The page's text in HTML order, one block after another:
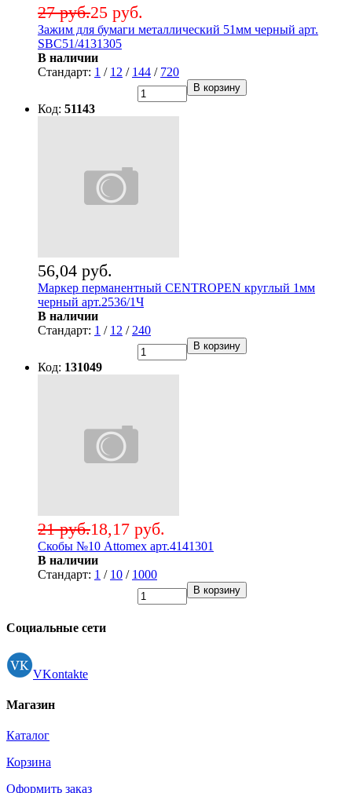
25 руб.
27 руб.
Зажим для бумаги металлический 51мм черный арт.
SBC51/4131305
В наличии
Стандарт: 1 / 12 / 144 / 720
В корзину
Код: 51143
56,04 руб.
Маркер перманентный CENTROPEN круглый 1мм
черный арт.2536/1Ч
В наличии
Стандарт: 1 / 12 / 240
В корзину
Код: 131049
18,17 руб.
21 руб.
Скобы №10 Attomex арт.4141301
В наличии
Стандарт: 1 / 10 / 1000
В корзину
Социальные сети
VKontakte
Магазин
Каталог
Корзина
Оформить заказ